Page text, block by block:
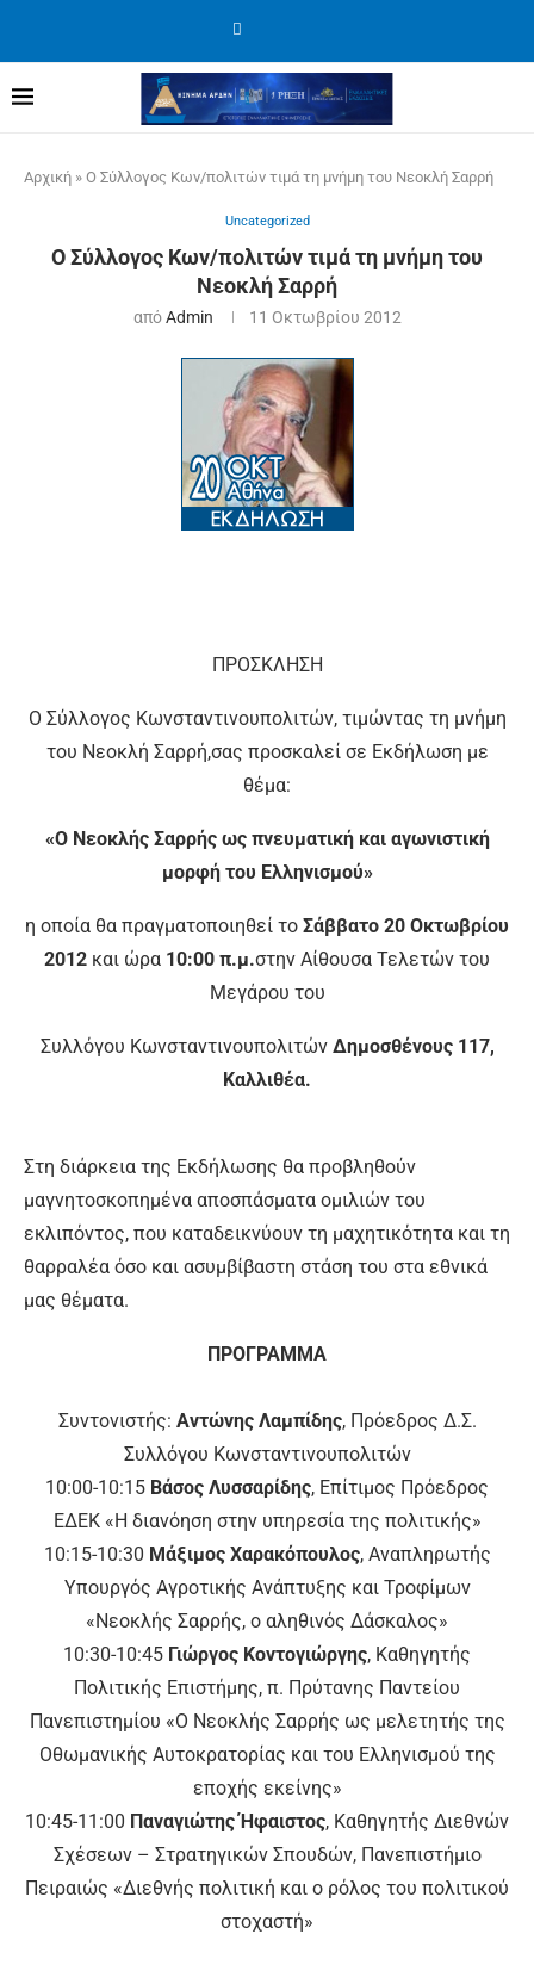
Αρχική » Ο Σύλλογος Κων/πολιτών τιμά τη μνήμη του Νεοκλή Σαρρή
Uncategorized
Ο Σύλλογος Κων/πολιτών τιμά τη μνήμη του
Νεοκλή Σαρρή
απόAdmin 11 Οκτωβρίου 2012
ΠΡΟΣΚΛΗΣΗ
Ο Σύλλογος Κωνσταντινουπολιτών, τιμώντας τη μνήμη
του Νεοκλή Σαρρή,σας προσκαλεί σε Εκδήλωση με
θέμα:
«Ο Νεοκλής Σαρρής ως πνευματική και αγωνιστική
μορφή του Ελληνισμού»
η οποία θα πραγματοποιηθεί το Σάββατο 20 Οκτωβρίου
2012 και ώρα 10:00 π.μ.στην Αίθουσα Τελετών του
Μεγάρου του
Συλλόγου ΚωνσταντινουπολιτώνΔημοσθένους 117,
Καλλιθέα.
Στη διάρκεια της Εκδήλωσης θα προβληθούν
μαγνητοσκοπημένα αποσπάσματα ομιλιών του
εκλιπόντος, που καταδεικνύουν τη μαχητικότητα και τη
θαρραλέα όσο και ασυμβίβαστη στάση του στα εθνικά
μας θέματα.
ΠΡΟΓΡΑΜΜΑ
Συντονιστής: Aντώνης Λαμπίδης, Πρόεδρος Δ.Σ.
Συλλόγου Κωνσταντινουπολιτών
10:00-10:15 Βάσος Λυσσαρίδης, Επίτιμος Πρόεδρος
ΕΔΕΚ «Η διανόηση στην υπηρεσία της πολιτικής»
10:15-10:30 Μάξιμος Χαρακόπουλος, Αναπληρωτής
Υπουργός Αγροτικής Ανάπτυξης και Τροφίμων
«Νεοκλής Σαρρής, ο αληθινός Δάσκαλος»
10:30-10:45 Γιώργος Κοντογιώργης, Καθηγητής
Πολιτικής Επιστήμης, π. Πρύτανης Παντείου
Πανεπιστημίου «Ο Νεοκλής Σαρρής ως μελετητής της
Οθωμανικής Αυτοκρατορίας και του Ελληνισμού της
εποχής εκείνης»
10:45-11:00 Παναγιώτης Ήφαιστος, Καθηγητής Διεθνών
Σχέσεων – Στρατηγικών Σπουδών, Πανεπιστήμιο
Πειραιώς «Διεθνής πολιτική και ο ρόλος του πολιτικού
στοχαστή»